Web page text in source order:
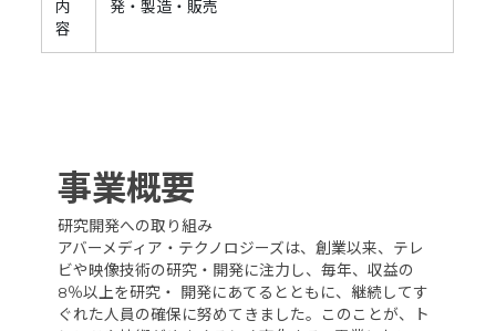
内
容
発・製造・販売
事業概要
研究開発への取り組み
アバーメディア・テクノロジーズは、創業以来、テレ
ビや映像技術の研究・開発に注力し、毎年、収益の
8％以上を研究・ 開発にあてるとともに、継続してす
ぐれた人員の確保に努めてきました。このことが、ト